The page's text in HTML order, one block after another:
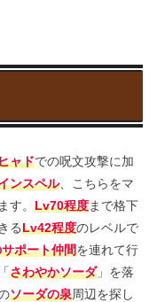
ャドでの呪文攻撃に加
ンスペル、こちらをマ
す。 Lv70程度まで格下
るLv42程度のレベルで
ポート仲間を連れて行
さわやかソーダ」を落
ソーダの泉周辺を探し